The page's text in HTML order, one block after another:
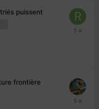
puissent
frontière